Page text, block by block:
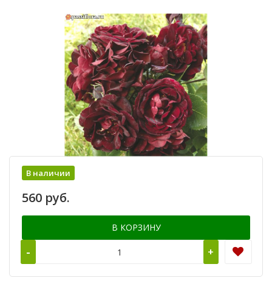
В наличии
560 руб.
В КОРЗИНУ
- +